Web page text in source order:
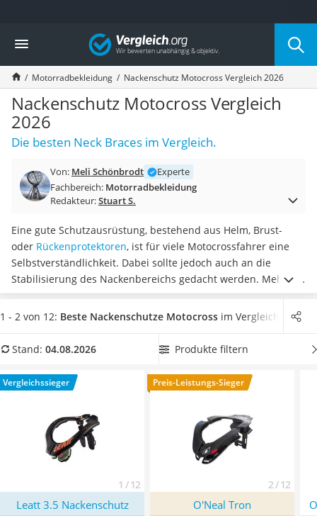
Die beliebtesten Vergleiche nach Kategorie
Auto & Motor
Fahrradträger-Anhängerkupplung (4 Fahrräder)
Fahrradträger
Fahrradträger (Anhängerkupplung)
Fahrradträger 3 Fahrräder
Benzinkanister (20 l)
Dashcam
Benzinkanister
Marderschreck
AGM-Batterie Wohnmobil
Thule-Fahrradträger
FM-Transmitter
Sommerreifen 205/55 R16
Autobatterie-Ladegerät
Alkoholtester
Diesel-Additiv
Wagenheber
Service
Vergleich
Motorradbekleidung Nackenschutz Motocross Vergleich 2026
Nackenschutz Motocross Vergleich
2026
Die besten Neck Braces im Vergleich.
Von: Meli Schönbrodt
Experte
Fachbereich: Motorradbekleidung
Redakteur:Stuart S.
Eine gute Schutzausrüstung, bestehend aus Helm, Brust-
oder Rückenprotektoren, ist für viele Motocrossfahrer eine
Selbstverständlichkeit. Dabei sollte jedoch auch an die
Stabilisierung des Nackenbereichs gedacht werden. Mehrere
Tests im Internet verweisen auf eine überzeugende Wirkung
von Nackenschutzen, gerade dann, wenn siedie Kraft
einenflexibel anpassbaren Nackenschutzfür Motorcross aus
harmonisch in Ihre Schutzausrüstung einfügt. Überzeugt hat
uns hier im August 2026 besonders das ModellLeatt 3.5
1 - 2 von 12: Beste Nackenschutze Motocross im Vergleich
Stand: 04.08.2026 Produkte filtern
Vergleichssieger
1 / 12
Preis-Leistungs-Sieger
2 / 12
Leatt 3.5 Nackenschutz O'Neal Tron